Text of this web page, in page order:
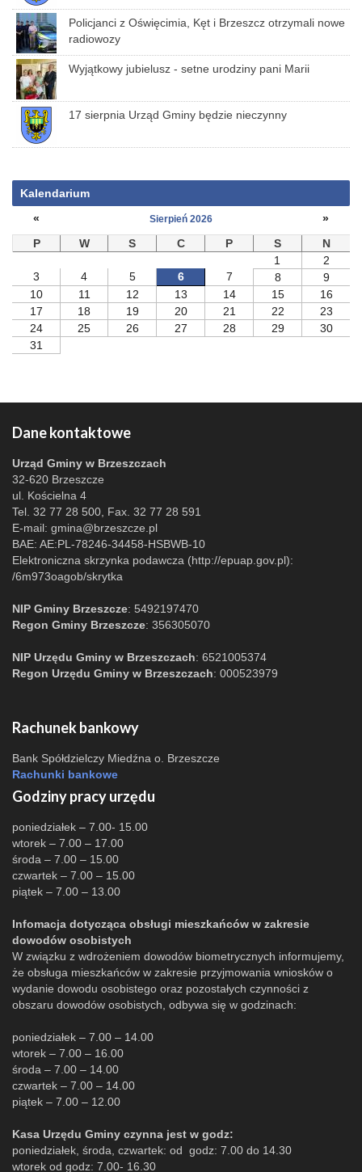
Policjanci z Oświęcimia, Kęt i Brzeszcz otrzymali nowe
radiowozy
Wyjątkowy jubielusz - setne urodziny pani Marii
17 sierpnia Urząd Gminy będzie nieczynny
Kalendarium
«
Sierpień 2026
»
P
W S C P S
N
1
2
3
4 5 6 7 8
9
10
11 12 13 14 15
16
17
18 19 20 21 22
23
24
25 26 27 28 29
30
31
Dane kontaktowe
Urząd Gminy w Brzeszczach
32-620 Brzeszcze
ul. Kościelna 4
Tel. 32 77 28 500, Fax. 32 77 28 591
E-mail: gmina@brzeszcze.pl
BAE: AE:PL-78246-34458-HSBWB-10
Elektroniczna skrzynka podawcza (http://epuap.gov.pl):
/6m973oagob/skrytka
NIP Gminy Brzeszcze: 5492197470
Regon Gminy Brzeszcze: 356305070
NIP Urzędu Gminy w Brzeszczach: 6521005374
Regon Urzędu Gminy w Brzeszczach: 000523979
Rachunek bankowy
Bank Spółdzielczy Miedźna o. Brzeszcze
Rachunki bankowe
Godziny pracy urzędu
poniedziałek – 7.00- 15.00
wtorek – 7.00 – 17.00
środa – 7.00 – 15.00
czwartek – 7.00 – 15.00
piątek – 7.00 – 13.00
Infomacja dotycząca obsługi mieszkańców w zakresie
dowodów osobistych
W związku z wdrożeniem dowodów biometrycznych informujemy,
że obsługa mieszkańców w zakresie przyjmowania wniosków o
wydanie dowodu osobistego oraz pozostałych czynności z
obszaru dowodów osobistych, odbywa się w godzinach:
poniedziałek – 7.00 – 14.00
wtorek – 7.00 – 16.00
środa – 7.00 – 14.00
czwartek – 7.00 – 14.00
piątek – 7.00 – 12.00
Kasa Urzędu Gminy czynna jest w godz:
poniedziałek, środa, czwartek: od godz: 7.00 do 14.30
wtorek od godz: 7.00- 16.30